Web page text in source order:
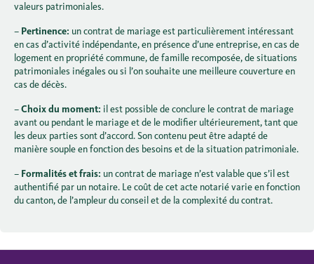
valeurs patrimoniales.
– Pertinence: un contrat de mariage est particulièrement intéressant
en cas d’activité indépendante, en présence d’une entreprise, en cas de
logement en propriété commune, de famille recomposée, de situations
patrimoniales inégales ou si l’on souhaite une meilleure couverture en
cas de décès.
–Choix du moment: il est possible de conclure le contrat de mariage
avant ou pendant le mariage et de le modifier ultérieurement, tant que
les deux parties sont d’accord. Son contenu peut être adapté de
manière souple en fonction des besoins et de la situation patrimoniale.
– Formalités et frais: un contrat de mariage n’est valable que s’il est
authentifié par un notaire. Le coût de cet acte notarié varie en fonction
du canton, de l’ampleur du conseil et de la complexité du contrat.